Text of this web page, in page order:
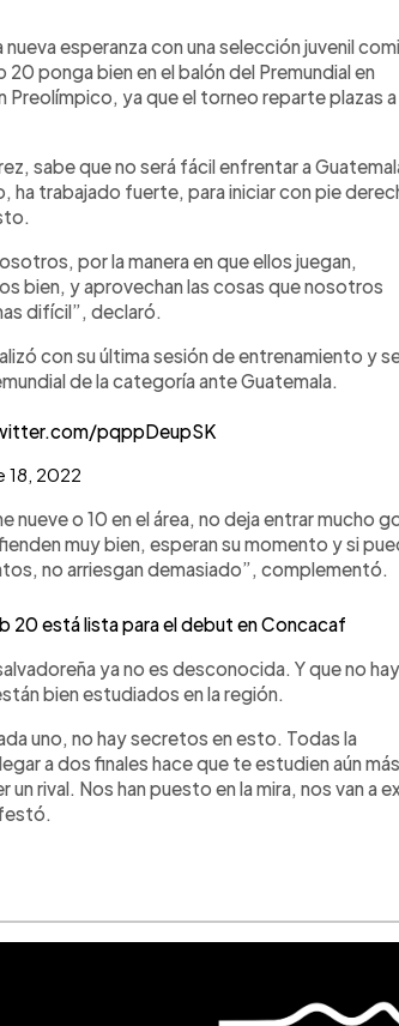
esperanza con una selección juvenil
ponga bien en el balón del Premundial en
Preolímpico, ya que el torneo reparte plazas a
sabe que no será fácil enfrentar a
ha trabajado fuerte, para iniciar con pie
por la manera en que ellos juegan,
bien, y aprovechan las cosas que nosotros
difícil”, declaró.
con su última sesión de entrenamiento y
de la categoría ante Guatemala.
pqppDeupSK
18, 2022
nueve o 10 en el área, no deja entrar mucho
muy bien, esperan su momento y si
no arriesgan demasiado”, complementó.
20 está lista para el debut en Concacaf
ya no es desconocida. Y que no hay
bien estudiados en la región.
uno, no hay secretos en esto. Todas la
a dos finales hace que te estudien aún
rival. Nos han puesto en la mira, nos van a